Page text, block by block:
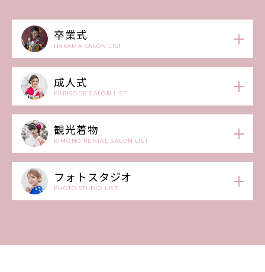
卒業式
HAKAMA SALON LIST
成人式
FURISODE SALON LIST
観光着物
KIMONO RENTAL SALON LIST
フォトスタジオ
PHOTO STUDIO LIST